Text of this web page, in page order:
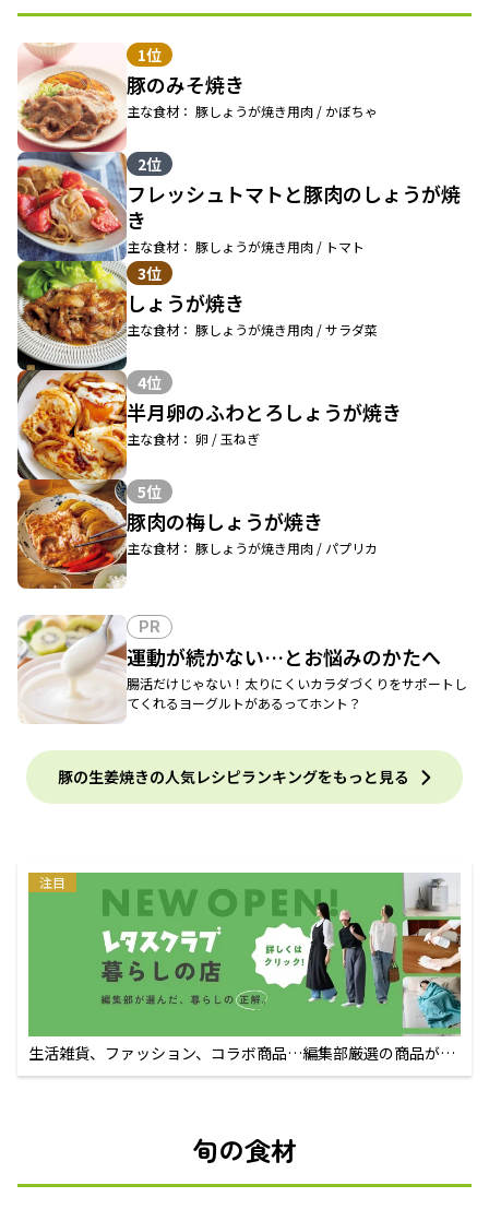
1位
豚のみそ焼き
主な食材： 豚しょうが焼き用肉 / かぼちゃ
2位
フレッシュトマトと豚肉のしょうが焼
き
主な食材： 豚しょうが焼き用肉 / トマト
3位
しょうが焼き
主な食材： 豚しょうが焼き用肉 / サラダ菜
4位
半月卵のふわとろしょうが焼き
主な食材： 卵 / 玉ねぎ
5位
豚肉の梅しょうが焼き
主な食材： 豚しょうが焼き用肉 / パプリカ
PR
運動が続かない…とお悩みのかたへ
腸活だけじゃない！太りにくいカラダづくりをサポートし
てくれるヨーグルトがあるってホント？
豚の生姜焼きの人気レシピランキングをもっと見る
注目
生活雑貨、ファッション、コラボ商品…編集部厳選の商品が買
えるECサイト
旬の食材